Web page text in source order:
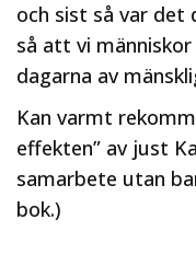
och sist så var det
så att vi
dagarna av
Kan varmt
effekten” av just
samarbete utan
bok.)